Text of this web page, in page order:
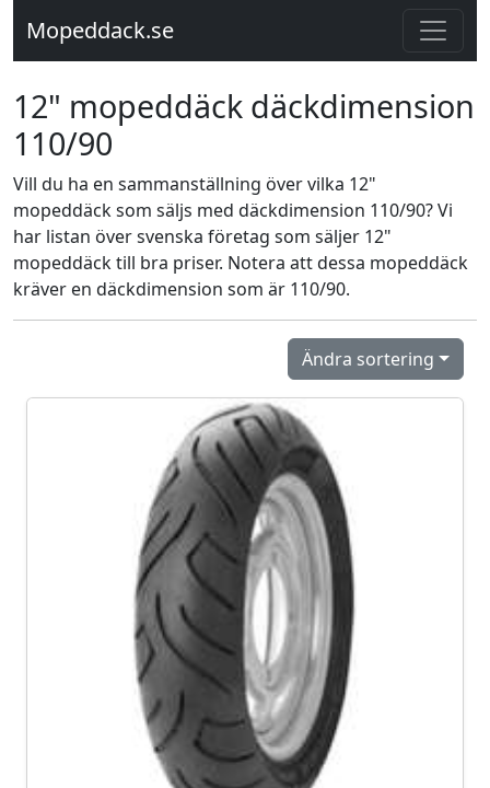
Mopeddack.se
12" mopeddäck däckdimension
110/90
Vill du ha en sammanställning över vilka 12"
mopeddäck som säljs med däckdimension 110/90? Vi
har listan över svenska företag som säljer 12"
mopeddäck till bra priser. Notera att dessa mopeddäck
kräver en däckdimension som är 110/90.
Ändra sortering